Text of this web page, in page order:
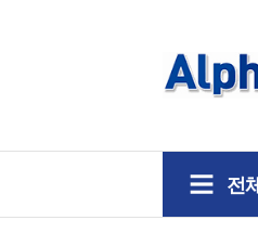
전